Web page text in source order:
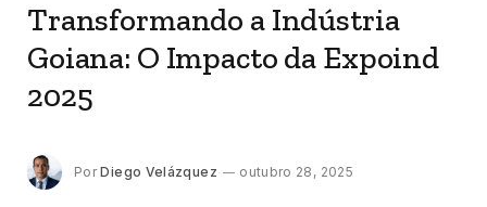
Transformando a Indústria
Goiana: O Impacto da Expoind
2025
Por Diego Velázquez outubro 28, 2025